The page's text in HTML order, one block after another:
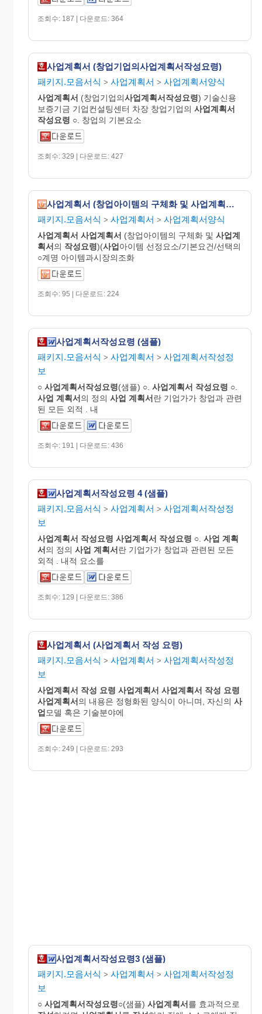
조회수: 187 | 다운로드: 364
사업계획서 (창업기업의사업계획서작성요령)
패키지.모음서식 > 사업계획서 > 사업계획서양식
사업계획서 (창업기업의사업계획서작성요령) 기술신용
보증기금 기업컨설팅센터 차장 창업기업의 사업계획서
작성요령 ○. 창업의 기본요소
조회수: 329 | 다운로드: 427
사업계획서 (창업아이템의 구체화 및 사업계획서의 작성요령)(사업아이템 선정요소/기본요건/선택의10계명 아이템과시장의조화 사업아이디어창출법 사업계획서 작성의 필요한것 종합)
패키지.모음서식 > 사업계획서 > 사업계획서양식
사업계획서 사업계획서 (창업아이템의 구체화 및 사업계
획서의 작성요령)(사업아이템 선정요소/기본요건/선택의
○계명 아이템과시장의조화
조회수: 95 | 다운로드: 224
사업계획서작성요령 (샘플)
패키지.모음서식 > 사업계획서 > 사업계획서작성정
보
○ 사업계획서작성요령(샘플) ○. 사업계획서 작성요령 ○.
사업 계획서의 정의 사업 계획서란 기업가가 창업과 관련
된 모든 외적 . 내
조회수: 191 | 다운로드: 436
사업계획서작성요령 4 (샘플)
패키지.모음서식 > 사업계획서 > 사업계획서작성정
보
사업계획서 작성요령 사업계획서 작성요령 ○. 사업 계획
서의 정의 사업 계획서란 기업가가 창업과 관련된 모든
외적 . 내적 요소를
조회수: 129 | 다운로드: 386
사업계획서 (사업계획서 작성 요령)
패키지.모음서식 > 사업계획서 > 사업계획서작성정
보
사업계획서 작성 요령 사업계획서 사업계획서 작성 요령
사업계획서의 내용은 정형화된 양식이 아니며, 자신의 사
업모델 혹은 기술분야에
조회수: 249 | 다운로드: 293
사업계획서작성요령3 (샘플)
패키지.모음서식 > 사업계획서 > 사업계획서작성정
보
○ 사업계획서작성요령○(샘플) 사업계획서를 효과적으로